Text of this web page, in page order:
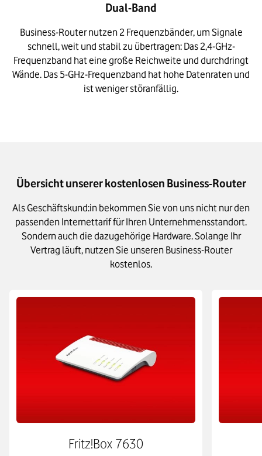
Dual-Band
Business-Router nutzen 2 Frequenzbänder, um Signale
schnell, weit und stabil zu übertragen: Das 2,4-GHz-
Frequenzband hat eine große Reichweite und durchdringt
Wände. Das 5-GHz-Frequenzband hat hohe Datenraten und
ist weniger störanfällig.
Übersicht unserer kostenlosen Business-Router
Als Geschäftskund:in bekommen Sie von uns nicht nur den
passenden Internettarif für Ihren Unternehmensstandort.
Sondern auch die dazugehörige Hardware. Solange Ihr
Vertrag läuft, nutzen Sie unseren Business-Router
kostenlos.
Fritz!Box 7630